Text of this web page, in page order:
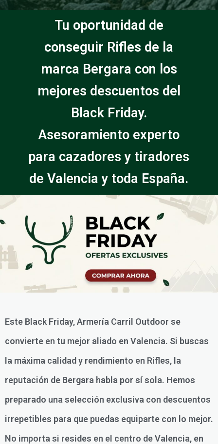
Tu oportunidad de
conseguir Rifles de la
marca Bergara con los
mejores descuentos del
Black Friday.
Asesoramiento experto
para cazadores y tiradores
de Valencia y toda España.
Este Black Friday, Armería Carril Outdoor se
convierte en tu mejor aliado en Valencia. Si buscas
la máxima calidad y rendimiento en Rifles, la
reputación de Bergara habla por sí sola. Hemos
preparado una selección exclusiva con descuentos
irrepetibles para que puedas equiparte con lo mejor.
No importa si resides en el centro de Valencia, en